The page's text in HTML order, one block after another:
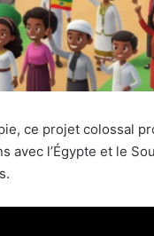
ce projet colossal
avec l’Égypte et le